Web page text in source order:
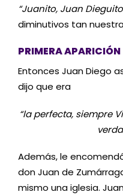
“Juanito, Juan Dieguito
diminutivos tan
PRIMERA APARICIÓN
Entonces Juan Diego
dijo que era
“la perfecta, siempre
Además, le
don Juan de
mismo una iglesia.